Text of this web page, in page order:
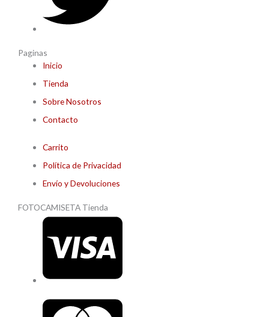
Paginas
Inicio
Tienda
Sobre Nosotros
Contacto
Carrito
Política de Privacidad
Envío y Devoluciones
FOTOCAMISETA Tienda